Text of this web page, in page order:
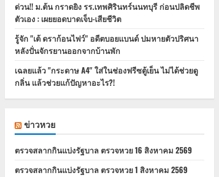
ด่วน!! ม.ต้น กราดยิง รร.เทพศิรินทร์นนทบุรี ก่อนปลิดชีพ
ตัวเอง : เผยยอดบาดเจ็บ-เสียชีวิต
รู้จัก "เต้ ดราก้อนไฟว์" อดีตบอยแบนด์ ปมหายตัวปริศนา
หลังปั่นจักรยานออกจากบ้านพัก
เฉลยแล้ว "กระดาษ A4" ใส่ในช่องฟรีซตู้เย็น ไม่ได้ช่วยดู
กลิ่น แล้วช่วยแก้ปัญหาอะไร?!
ข่าวหวย
ตรวจสลากกินแบ่งรัฐบาล ตรวจหวย 16 สิงหาคม 2569
ตรวจสลากกินแบ่งรัฐบาล ตรวจหวย 1 สิงหาคม 2569